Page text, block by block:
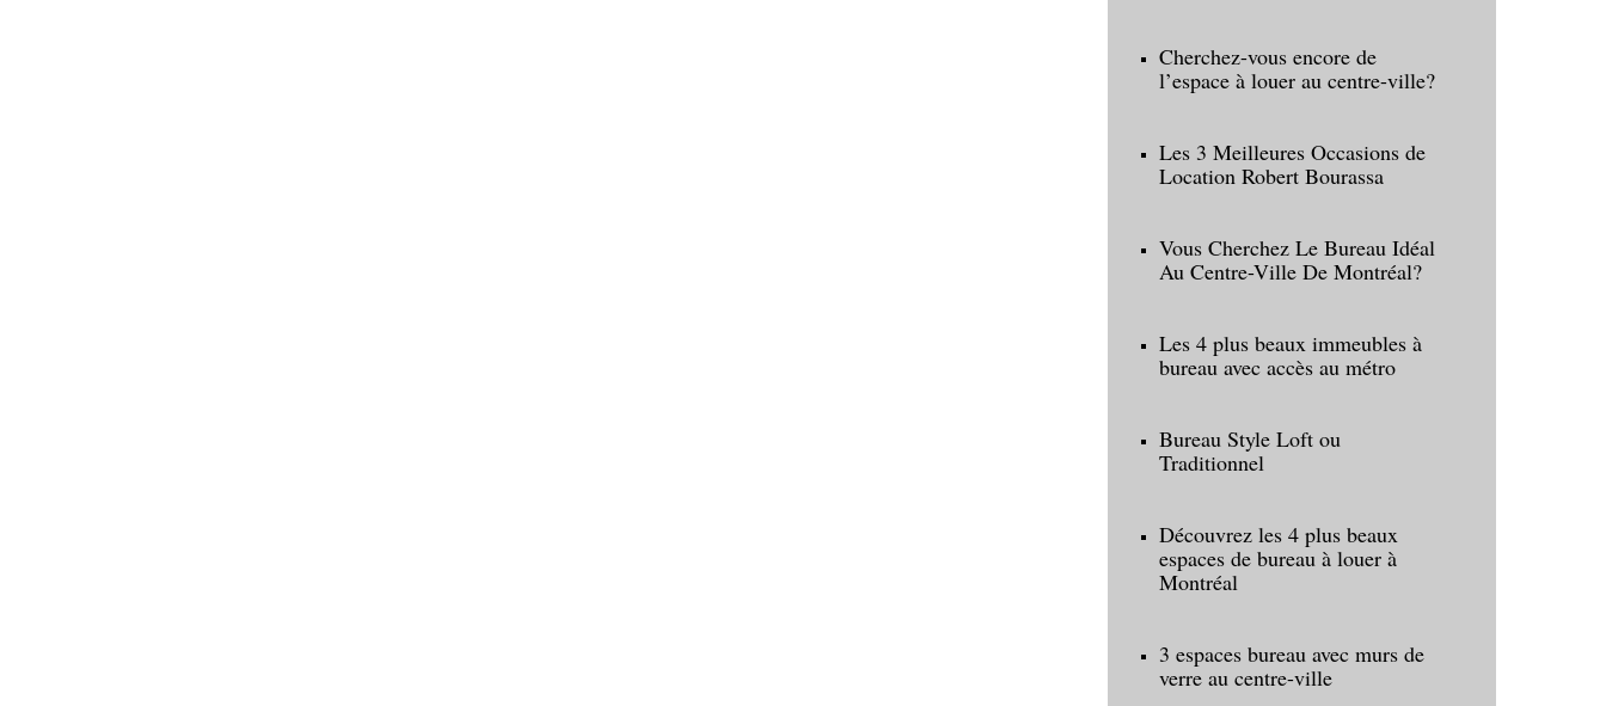
Cherchez-vous encore de
l’espace à louer au centre-ville?
Les 3 Meilleures Occasions de
Location Robert Bourassa
Vous Cherchez Le Bureau Idéal
Au Centre-Ville De Montréal?
Les 4 plus beaux immeubles à
bureau avec accès au métro
Bureau Style Loft ou
Traditionnel
Découvrez les 4 plus beaux
espaces de bureau à louer à
Montréal
3 espaces bureau avec murs de
verre au centre-ville